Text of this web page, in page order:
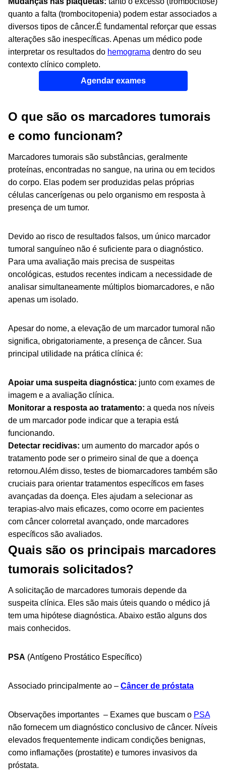
quanto a falta (trombocitopenia) podem estar associados a
diversos tipos de câncer.É fundamental reforçar que essas
alterações são inespecíficas. Apenas um médico pode
interpretar os resultados do hemograma dentro do seu
contexto clínico completo.
Agendar exames
O que são os marcadores tumorais
e como funcionam?
Marcadores tumorais são substâncias, geralmente
proteínas, encontradas no sangue, na urina ou em tecidos
do corpo. Elas podem ser produzidas pelas próprias
células cancerígenas ou pelo organismo em resposta à
presença de um tumor.
Devido ao risco de resultados falsos, um único marcador
tumoral sanguíneo não é suficiente para o diagnóstico.
Para uma avaliação mais precisa de suspeitas
oncológicas, estudos recentes indicam a necessidade de
analisar simultaneamente múltiplos biomarcadores, e não
apenas um isolado.
Apesar do nome, a elevação de um marcador tumoral não
significa, obrigatoriamente, a presença de câncer. Sua
principal utilidade na prática clínica é:
Apoiar uma suspeita diagnóstica: junto com exames de
imagem e a avaliação clínica.
Monitorar a resposta ao tratamento: a queda nos níveis
de um marcador pode indicar que a terapia está
funcionando.
Detectar recidivas: um aumento do marcador após o
tratamento pode ser o primeiro sinal de que a doença
retornou.Além disso, testes de biomarcadores também são
cruciais para orientar tratamentos específicos em fases
avançadas da doença. Eles ajudam a selecionar as
terapias-alvo mais eficazes, como ocorre em pacientes
com câncer colorretal avançado, onde marcadores
específicos são avaliados.
Quais são os principais marcadores
tumorais solicitados?
A solicitação de marcadores tumorais depende da
suspeita clínica. Eles são mais úteis quando o médico já
tem uma hipótese diagnóstica. Abaixo estão alguns dos
mais conhecidos.
PSA (Antígeno Prostático Específico)
Associado principalmente ao – Câncer de próstata
Observações importantes – Exames que buscam o PSA
não fornecem um diagnóstico conclusivo de câncer. Níveis
elevados frequentemente indicam condições benignas,
como inflamações (prostatite) e tumores invasivos da
próstata.